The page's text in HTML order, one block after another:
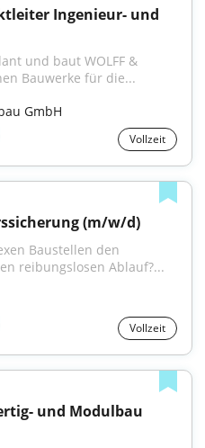
Ingenieur- und
und baut WOLFF &
Bauwerke für die...
GmbH
Vollzeit
(m/w/d)
Baustellen den
reibungslosen Ablauf?...
Vollzeit
und Modulbau